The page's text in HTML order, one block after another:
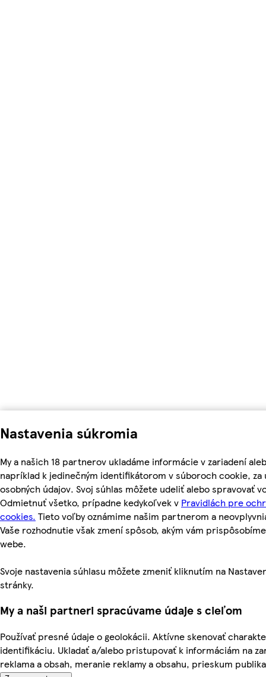
Nastavenia súkromia
My a našich 18 partnerov ukladáme informácie v zariadení
napríklad k jedinečným identifikátorom v súboroch cookie,
osobných údajov. Svoj súhlas môžete udeliť alebo spravovať
Odmietnuť všetko, prípadne kedykoľvek v Pravidlách pre
cookies. Tieto voľby oznámime našim partnerom a
Vaše rozhodnutie však zmení spôsob, akým vám
webe.
Svoje nastavenia súhlasu môžete zmeniť kliknutím na
stránky.
My a naši partneri spracúvame údaje s cieľom
Používať presné údaje o geolokácii. Aktívne skenovať
identifikáciu. Ukladať a/alebo pristupovať k informáciám na
reklama a obsah, meranie reklamy a obsahu, prieskum